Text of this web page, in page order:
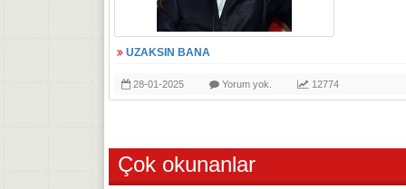
UZAKSIN BANA
28-01-2025 Yorum yok. 12774
Çok okunanlar